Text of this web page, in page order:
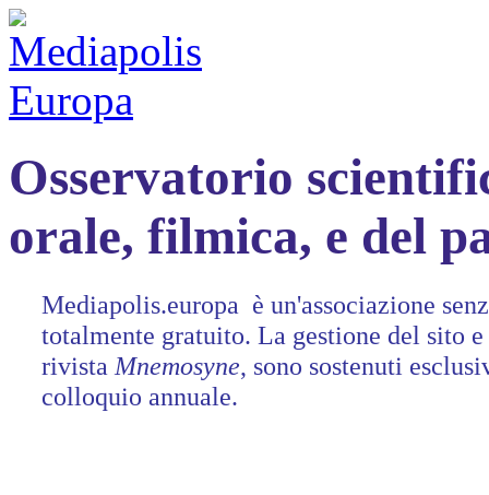
Osservatorio
orale, filmica, e del
Mediapolis.europa è un'associazione
totalmente gratuito. La gestione del sito
rivista Mnemosyne, sono sostenuti
colloquio annuale.